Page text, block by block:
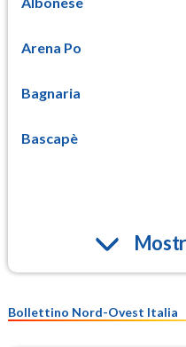
Arena Po
Bagnaria
Bascapè
Bollettino Nord-Ovest Italia